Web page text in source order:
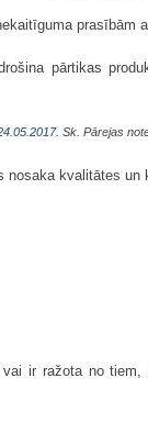
prasībām
pārtikas
Sk. Pārejas
nosaka kvalitātes
ir ražota no